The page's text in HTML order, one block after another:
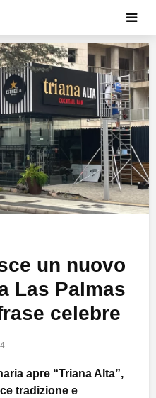
un nuovo
Las Palmas
celebre
apre “Triana Alta”,
tradizione e